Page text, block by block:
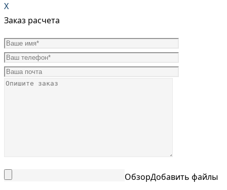
X
Заказ расчета
ОбзорДобавить файлы